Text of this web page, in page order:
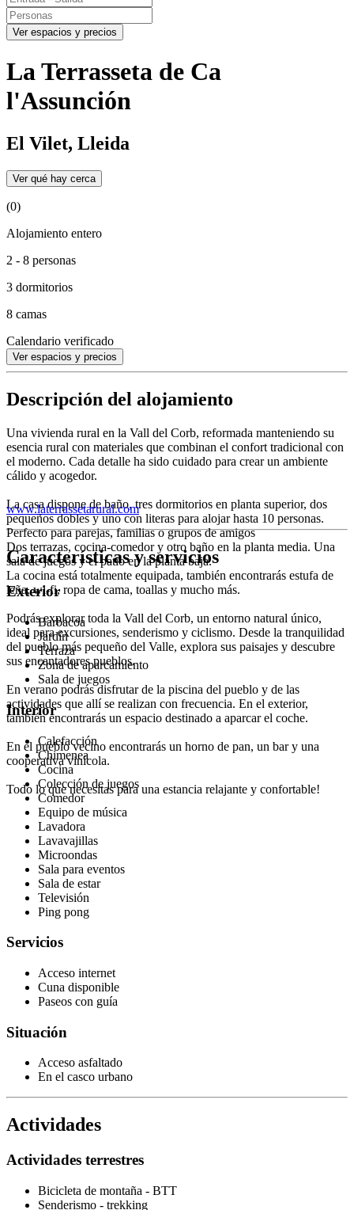
Ver espacios y precios
La Terrasseta de Ca
l'Assunción
El Vilet, Lleida
Ver qué hay cerca
(0)
Alojamiento entero
2 - 8 personas
3 dormitorios
8 camas
Calendario verificado
Ver espacios y precios
Descripción del alojamiento
Una vivienda rural en la Vall del Corb, reformada manteniendo su
esencia rural con materiales que combinan el confort tradicional con
el moderno. Cada detalle ha sido cuidado para crear un ambiente
cálido y acogedor.
La casa dispone de baño, tres dormitorios en planta superior, dos
pequeños dobles y uno con literas para alojar hasta 10 personas.
Perfecto para parejas, familias o grupos de amigos
Dos terrazas, cocina-comedor y otro baño en la planta media. Una
sala de juegos y el patio en la planta baja.
La cocina está totalmente equipada, también encontrarás estufa de
leña, wi-fi, ropa de cama, toallas y mucho más.
Podrás explorar toda la Vall del Corb, un entorno natural único,
ideal para excursiones, senderismo y ciclismo. Desde la tranquilidad
del pueblo más pequeño del Valle, explora sus paisajes y descubre
sus encantadores pueblos.
En verano podrás disfrutar de la piscina del pueblo y de las
actividades que allí se realizan con frecuencia. En el exterior,
también encontrarás un espacio destinado a aparcar el coche.
En el pueblo vecino encontrarás un horno de pan, un bar y una
cooperativa vinícola.
Todo lo que necesitas para una estancia relajante y confortable!
www.laterrassetarural.com
Características y servicios
Exterior
Barbacoa
Jardín
Terraza
Zona de aparcamiento
Sala de juegos
Interior
Calefacción
Chimenea
Cocina
Colección de juegos
Comedor
Equipo de música
Lavadora
Lavavajillas
Microondas
Sala para eventos
Sala de estar
Televisión
Ping pong
Servicios
Acceso internet
Cuna disponible
Paseos con guía
Situación
Acceso asfaltado
En el casco urbano
Actividades
Actividades terrestres
Bicicleta de montaña - BTT
Senderismo - trekking